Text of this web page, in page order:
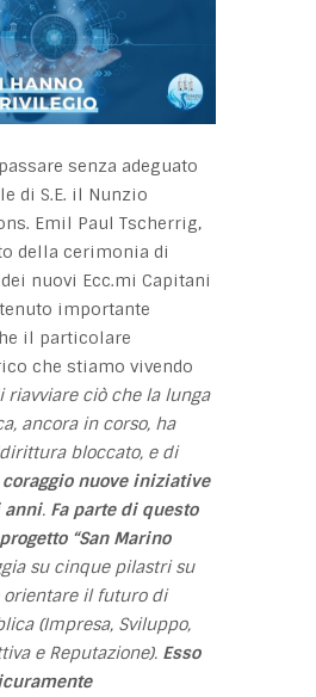
senza adeguato
di S.E. il Nunzio
Emil Paul Tscherrig,
della cerimonia di
nuovi Ecc.mi Capitani
importante
il particolare
che stiamo vivendo
riavviare ciò che la lunga
ancora in corso, ha
bloccato, e di
nuove iniziative
anni. Fa parte di questo
“San Marino
su cinque pilastri su
il futuro di
(Impresa, Sviluppo,
e Reputazione). Esso